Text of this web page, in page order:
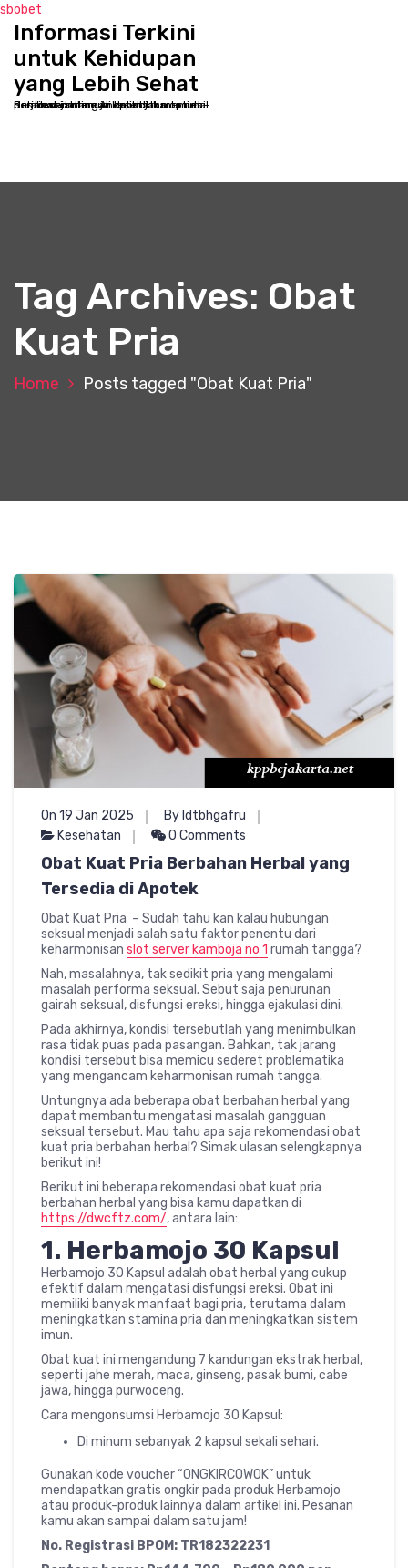
sbobet
Informasi Terkini
untuk Kehidupan
yang Lebih Sehat
Selamat datang di kppbcjakarta.net - Destinasi online Anda untuk memulai perjalanan menuju kesehatan optimal dan kesejahteraan holistik
Tag Archives: Obat
Kuat Pria
Home Posts tagged "Obat Kuat Pria"
On 19 Jan 2025
By ldtbhgafru
Kesehatan
0 Comments
Obat Kuat Pria Berbahan Herbal yang
Tersedia di Apotek
Obat Kuat Pria – Sudah tahu kan kalau hubungan
seksual menjadi salah satu faktor penentu dari
keharmonisan slot server kamboja no 1 rumah tangga?
Nah, masalahnya, tak sedikit pria yang mengalami
masalah performa seksual. Sebut saja penurunan
gairah seksual, disfungsi ereksi, hingga ejakulasi dini.
Pada akhirnya, kondisi tersebutlah yang menimbulkan
rasa tidak puas pada pasangan. Bahkan, tak jarang
kondisi tersebut bisa memicu sederet problematika
yang mengancam keharmonisan rumah tangga.
Untungnya ada beberapa obat berbahan herbal yang
dapat membantu mengatasi masalah gangguan
seksual tersebut. Mau tahu apa saja rekomendasi obat
kuat pria berbahan herbal? Simak ulasan selengkapnya
berikut ini!
Berikut ini beberapa rekomendasi obat kuat pria
berbahan herbal yang bisa kamu dapatkan di
https://dwcftz.com/, antara lain:
1. Herbamojo 30 Kapsul
Herbamojo 30 Kapsul adalah obat herbal yang cukup
efektif dalam mengatasi disfungsi ereksi. Obat ini
memiliki banyak manfaat bagi pria, terutama dalam
meningkatkan stamina pria dan meningkatkan sistem
imun.
Obat kuat ini mengandung 7 kandungan ekstrak herbal,
seperti jahe merah, maca, ginseng, pasak bumi, cabe
jawa, hingga purwoceng.
Cara mengonsumsi Herbamojo 30 Kapsul:
Di minum sebanyak 2 kapsul sekali sehari.
Gunakan kode voucher “ONGKIRCOWOK” untuk
mendapatkan gratis ongkir pada produk Herbamojo
atau produk-produk lainnya dalam artikel ini. Pesanan
kamu akan sampai dalam satu jam!
No. Registrasi BPOM: TR182322231